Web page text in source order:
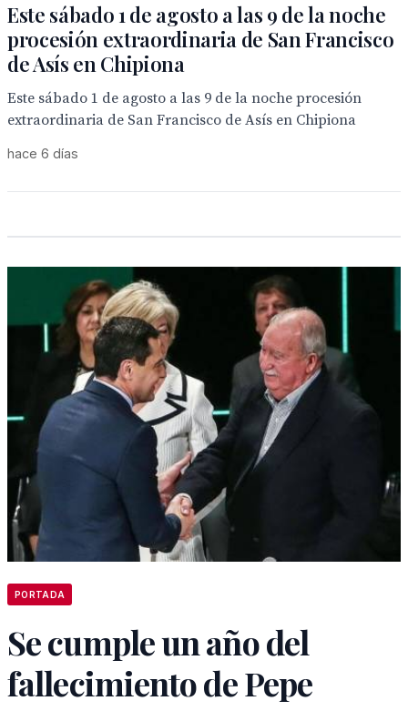
Este sábado 1 de agosto a las 9 de la noche
procesión extraordinaria de San Francisco
de Asís en Chipiona
Este sábado 1 de agosto a las 9 de la noche procesión
extraordinaria de San Francisco de Asís en Chipiona
hace 6 días
PORTADA
Se cumple un año del
fallecimiento de Pepe